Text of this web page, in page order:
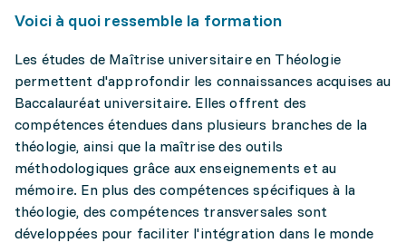
Voici à quoi ressemble la formation
Les études de Maîtrise universitaire en Théologie
permettent d'approfondir les connaissances acquises au
Baccalauréat universitaire. Elles offrent des
compétences étendues dans plusieurs branches de la
théologie, ainsi que la maîtrise des outils
méthodologiques grâce aux enseignements et au
mémoire. En plus des compétences spécifiques à la
théologie, des compétences transversales sont
développées pour faciliter l'intégration dans le monde